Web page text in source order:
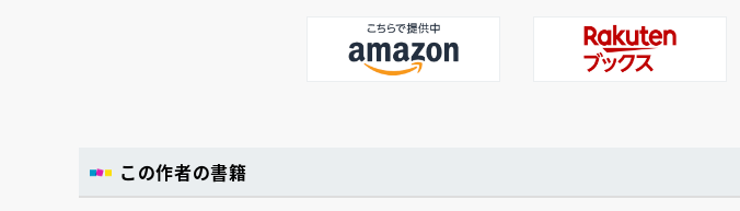
この作者の書籍